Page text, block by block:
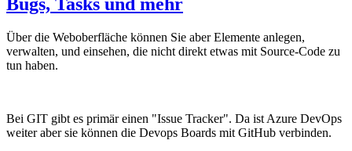
Über die Weboberfläche können Sie aber Elemente anlegen,
verwalten, und einsehen, die nicht direkt etwas mit Source-Code zu
tun haben.
Bei GIT gibt es primär einen "Issue Tracker". Da ist Azure DevOps
weiter aber sie können die Devops Boards mit GitHub verbinden.